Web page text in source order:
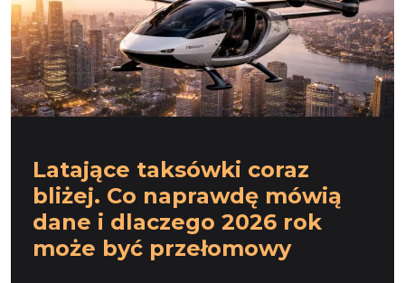
Latające taksówki coraz
bliżej. Co naprawdę mówią
dane i dlaczego 2026 rok
może być przełomowy